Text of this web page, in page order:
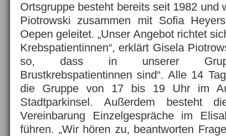
Ortsgruppe besteht bereits seit 1982 und
Piotrowski zusammen mit Sofia
Oepen geleitet. „Unser Angebot richtet
Krebspatientinnen“, erklärt Gisela
so, dass in unserer
Brustkrebspatientinnen sind“. Alle 14
die Gruppe von 17 bis 19 Uhr im
Stadtparkinsel. Außerdem besteht
Vereinbarung Einzelgespräche im
führen. „Wir hören zu, beantworten